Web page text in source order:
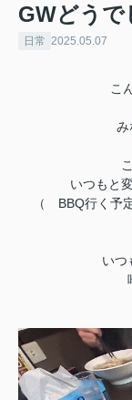
GWどう
日常 2025.05.07
こ
み
いつもと
（ BBQ行く予
いつ